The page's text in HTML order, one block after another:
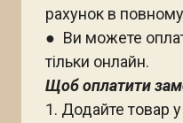
рахунок в
● Ви можете
тільки онлайн.
Щоб оплатити
1. Додайте товар